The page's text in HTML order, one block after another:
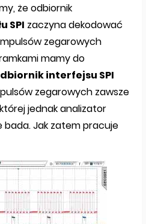
że odbiornik
SPI zaczyna dekodować
zegarowych
mamy do
interfejsu SPI
zegarowych zawsze
jednak analizator
bada. Jak zatem pracuje